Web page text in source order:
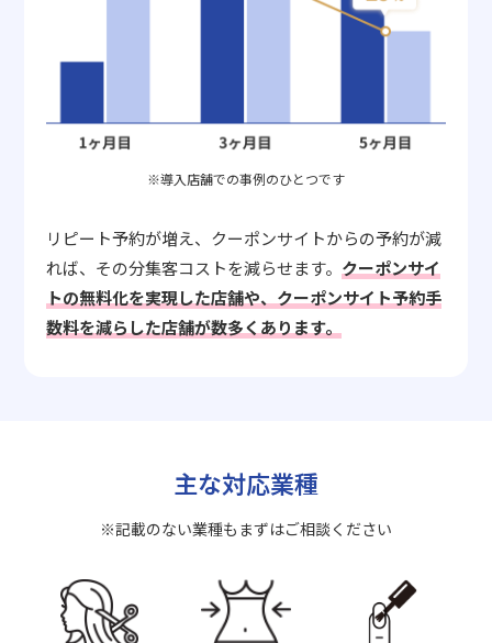
※導入店舗での事例のひとつです
リピート予約が増え、クーポンサイトからの予約が減
れば、その分集客コストを減らせます。クーポンサイ
トの無料化を実現した店舗や、クーポンサイト予約手
数料を減らした店舗が数多くあります。
主な対応業種
※記載のない業種もまずはご相談ください